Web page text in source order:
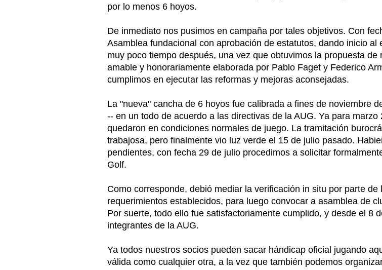
por lo menos 6 hoyos.
De inmediato nos pusimos en campaña por tales objetivos. Con
Asamblea fundacional con aprobación de estatutos, dando inicio
muy poco tiempo después, una vez que obtuvimos la propuesta
amable y honorariamente elaborada por Pablo Faget y Federico
cumplimos en ejecutar las reformas y mejoras aconsejadas.
La "nueva" cancha de 6 hoyos fue calibrada a fines de noviembre
-- en un todo de acuerdo a las directivas de la AUG. Ya para
quedaron en condiciones normales de juego. La tramitación
trabajosa, pero finalmente vio luz verde el 15 de julio pasado.
pendientes, con fecha 29 de julio procedimos a solicitar
Golf.
Como corresponde, debió mediar la verificación in situ por parte
requerimientos establecidos, para luego convocar a asamblea de
Por suerte, todo ello fue satisfactoriamente cumplido, y desde el 8
integrantes de la AUG.
Ya todos nuestros socios pueden sacar hándicap oficial jugando
válida como cualquier otra, a la vez que también podemos